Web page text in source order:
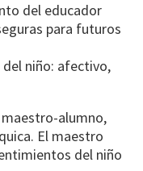
del educador
para futuros
niño: afectivo,
maestro-alumno,
El maestro
del niño